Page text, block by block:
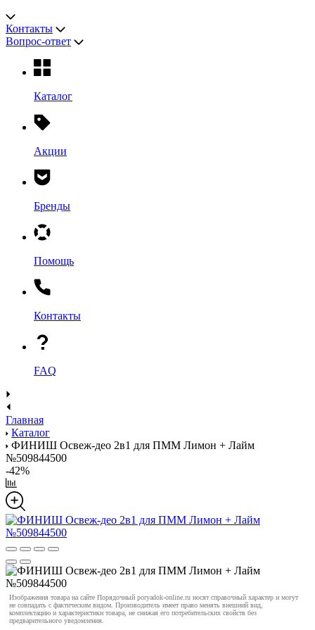
Контакты
Вопрос-ответ
Каталог
Акции
Бренды
Помощь
Контакты
FAQ
Главная
Каталог
ФИНИШ Освеж-део 2в1 для ПММ Лимон + Лайм
№509844500
-42%
Изображения товара на сайте Порядочный poryadok-online.ru носят справочный характер и могут
не совпадать с фактическим видом. Производитель имеет право менять внешний вид,
комплектацию и характеристики товара, не снижая его потребительских свойств без
предварительного уведомления.